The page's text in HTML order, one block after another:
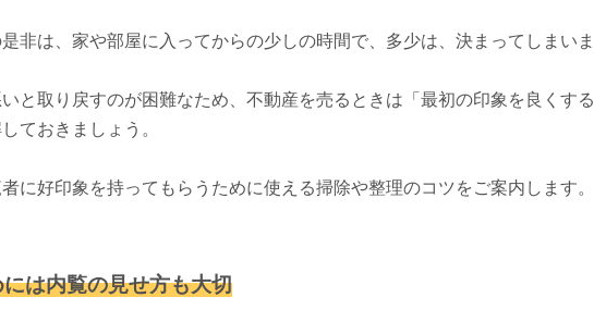
非は、家や部屋に入ってからの少しの時間で、多少は、決まってしまいま
と取り戻すのが困難なため、不動産を売るときは「最初の印象を良くする
ておきましょう。
に好印象を持ってもらうために使える掃除や整理のコツをご案内します。
は内覧の見せ方も大切